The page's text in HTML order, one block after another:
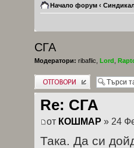
Начало форум ‹
СГА
Модератори: ribaflic Lord
Добави отговор
Re: СГА
от КОШМАР » 24
Така. Да си